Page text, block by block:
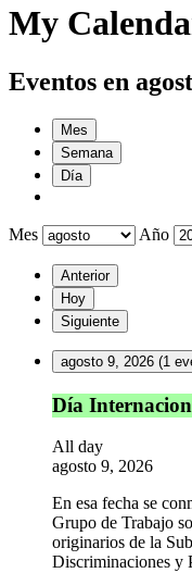
My
Eventos en
Mes
Semana
Día
Mes Año
Anterior
Hoy
Siguiente
agosto 9, 2026 (1
Día
Internacional
de
las
Poblaciones
Indígenas
Día
All day
agosto 9, 2026
En esa fecha se
Grupo de Trabajo
originarios de la
Discriminaciones y